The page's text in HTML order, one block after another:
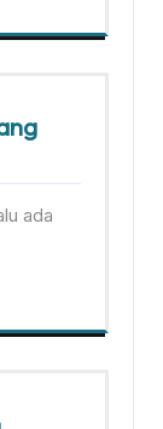
ada